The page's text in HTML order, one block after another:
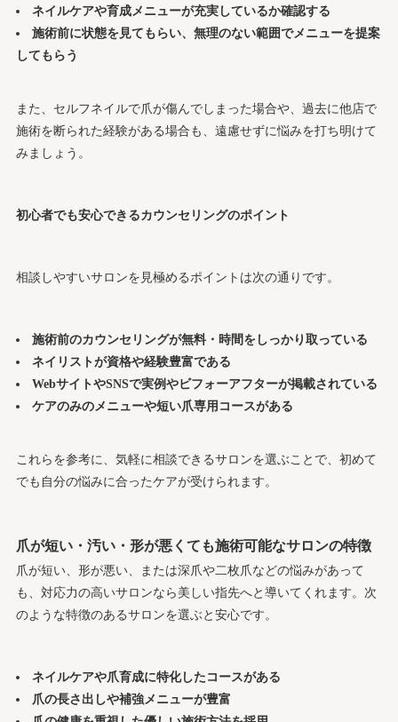
ネイルケアや育成メニューが充実しているか確認する
施術前に状態を見てもらい、無理のない範囲でメニューを提案
してもらう
また、セルフネイルで爪が傷んでしまった場合や、過去に他店で
施術を断られた経験がある場合も、遠慮せずに悩みを打ち明けて
みましょう。
初心者でも安心できるカウンセリングのポイント
相談しやすいサロンを見極めるポイントは次の通りです。
施術前のカウンセリングが無料・時間をしっかり取っている
ネイリストが資格や経験豊富である
WebサイトやSNSで実例やビフォーアフターが掲載されている
ケアのみのメニューや短い爪専用コースがある
これらを参考に、気軽に相談できるサロンを選ぶことで、初めて
でも自分の悩みに合ったケアが受けられます。
爪が短い・汚い・形が悪くても施術可能なサロンの特徴
爪が短い、形が悪い、または深爪や二枚爪などの悩みがあって
も、対応力の高いサロンなら美しい指先へと導いてくれます。次
のような特徴のあるサロンを選ぶと安心です。
ネイルケアや爪育成に特化したコースがある
爪の長さ出しや補強メニューが豊富